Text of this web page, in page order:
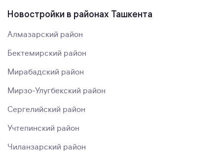
Новостройки в районах Ташкента
Алмазарский район
Бектемирский район
Мирабадский район
Мирзо-Улугбекский район
Сергелийский район
Учтепинский район
Чиланзарский район